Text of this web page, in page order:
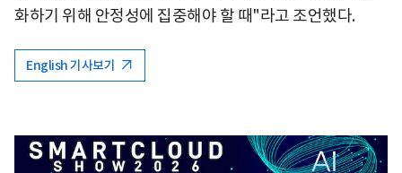
화하기 위해 안정성에 집중해야 할 때"라고 조언했다.
English 기사보기